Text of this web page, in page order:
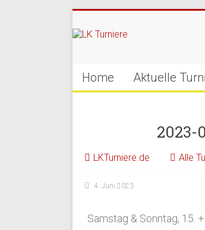
Home Aktuelle
2023-
LKTurniere.de Alle
4. Juni 2023
Samstag & Sonntag, 15.